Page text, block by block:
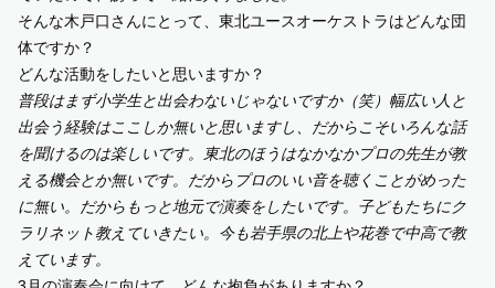
そんな木戸口さんにとって、東北ユースオーケストラはどんな団
体ですか？
どんな活動をしたいと思いますか？
普段はまず小学生と出会わないじゃないですか（笑）幅広い人と
出会う経験はここしか無いと思いますし、だからこそいろんな話
を聞けるのは楽しいです。東北のほうはなかなかプロの先生が教
える機会とか無いです。だからプロのいい音を聴くことがめった
に無い。だからもっと地元で演奏をしたいです。子どもたちにク
ラリネット教えていきたい。今も岩手県の北上や花巻で中高で教
えています。